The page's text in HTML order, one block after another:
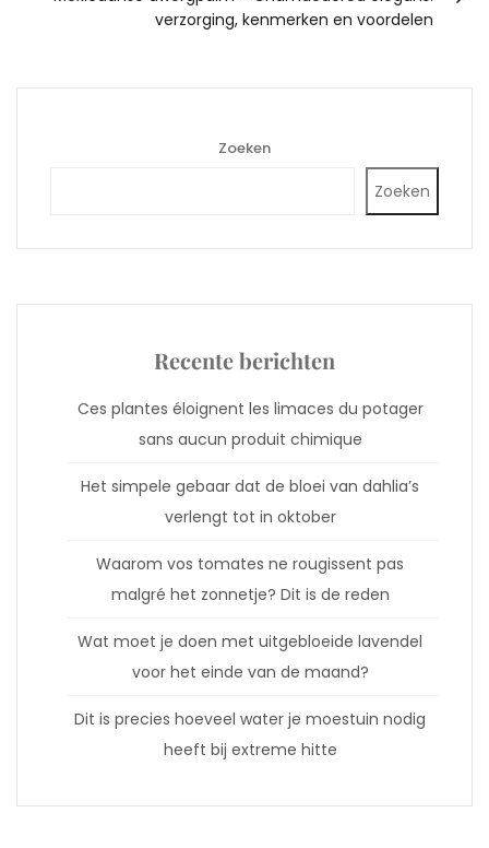
verzorging, kenmerken en voordelen
Zoeken
Zoeken
Recente berichten
Ces plantes éloignent les limaces du potager
sans aucun produit chimique
Het simpele gebaar dat de bloei van dahlia’s
verlengt tot in oktober
Waarom vos tomates ne rougissent pas
malgré het zonnetje? Dit is de reden
Wat moet je doen met uitgebloeide lavendel
voor het einde van de maand?
Dit is precies hoeveel water je moestuin nodig
heeft bij extreme hitte